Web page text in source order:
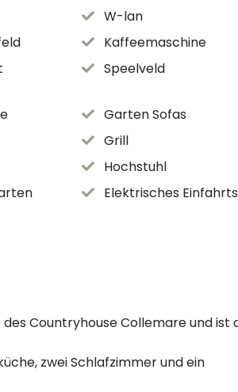
W-lan
Kaffeemaschine
Speelveld
Garten Sofas
Grill
Hochstuhl
Elektrisches
Countryhouse Collemare und ist
zwei Schlafzimmer und ein